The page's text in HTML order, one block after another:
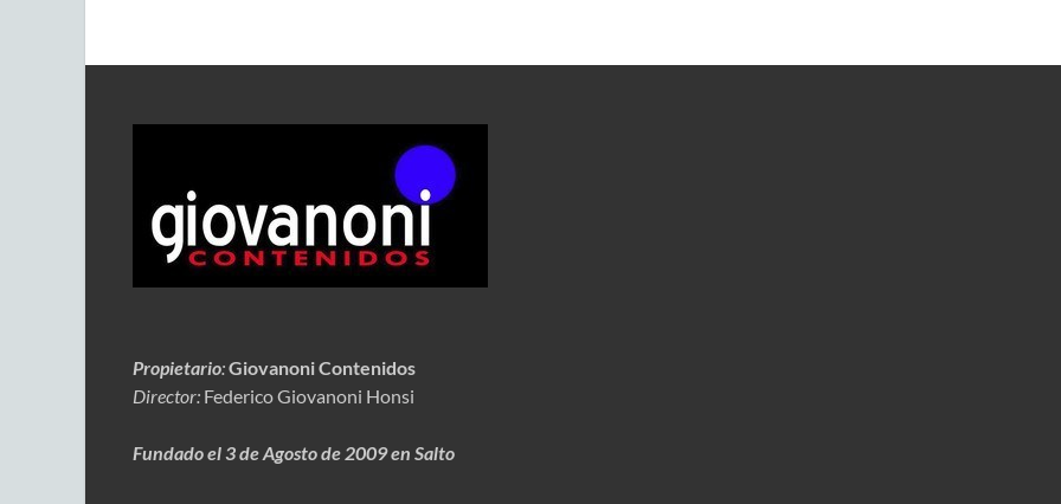
Propietario:Giovanoni Contenidos
Director: Federico Giovanoni Honsi
Fundado el 3 de Agosto de 2009 en Salto